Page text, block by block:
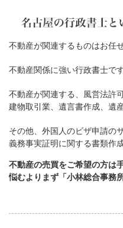
不動産が関連するものはお任
不動産関係に強い行政書士で
不動産が関連する、風営法許
建物取引業、遺言書作成、遺
その他、外国人のビザ申請の
義務事実証明に関する書類作
不動産の売買をご希望の方は
悩むよりまず「小林総合事務